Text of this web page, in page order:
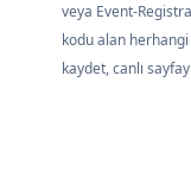
veya Event-
kodu alan
kaydet, canlı